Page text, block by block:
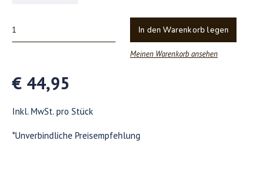
In den Warenkorb legen
Meinen Warenkorb ansehen
€ 44,95
Inkl. MwSt. pro Stück
*Unverbindliche Preisempfehlung